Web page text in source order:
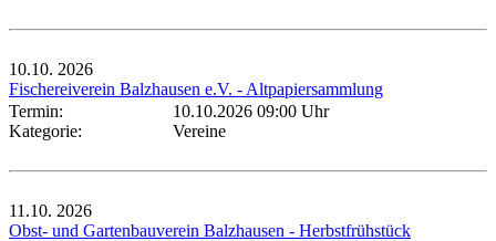
10.10. 2026
Fischereiverein Balzhausen e.V. - Altpapiersammlung
Termin:
10.10.2026 09:00 Uhr
Kategorie:
Vereine
11.10. 2026
Obst- und Gartenbauverein Balzhausen - Herbstfrühstück